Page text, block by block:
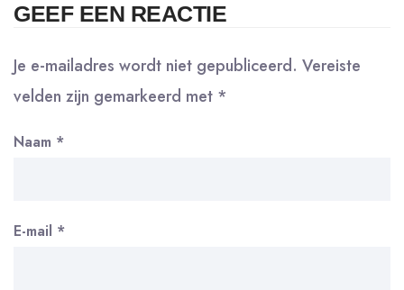
GEEF EEN REACTIE
Je e-mailadres wordt niet gepubliceerd. Vereiste
velden zijn gemarkeerd met *
Naam *
E-mail *